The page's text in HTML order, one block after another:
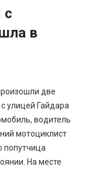
с
в
две
улицей Гайдара
водитель
мотоциклист
попутчица
На месте